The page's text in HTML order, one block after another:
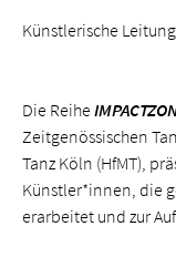
Künstlerische
Die Reihe
Zeitgenössischen
Tanz Köln (HfMT),
Künstler*innen, die
erarbeitet und zur